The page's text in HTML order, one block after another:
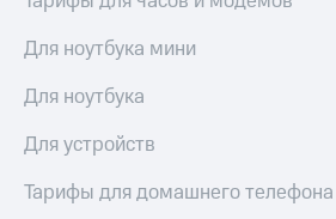
Еврооблигации-2023
о
именных
Другое
Для ноутбука мини
Для ноутбука
Для устройств
Тарифы для домашнего телефона